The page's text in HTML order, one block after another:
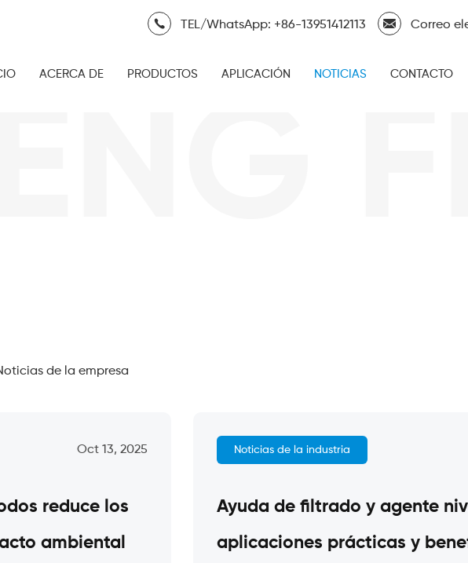
TEL/WhatsApp: +86-13951412113 Correo
ACERCA DE PRODUCTOS APLICACIÓN NOTICIAS CONTACTO
de la empresa
Oct 13, 2025
reduce los
ambiental
Noticias de la industria
Ayuda de filtrado y agente
aplicaciones prácticas y